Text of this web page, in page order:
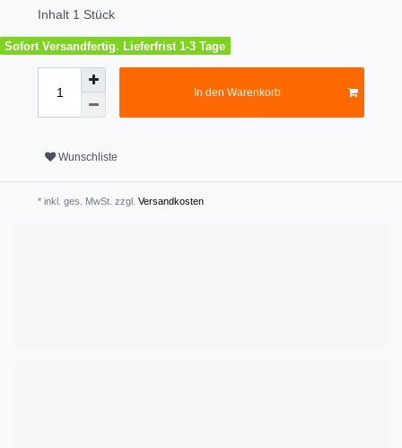
Inhalt 1 Stück
Sofort Versandfertig. Lieferfrist 1-3 Tage
In den Warenkorb
Wunschliste
* inkl. ges. MwSt. zzgl. Versandkosten